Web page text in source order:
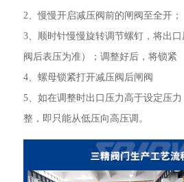
2、慢慢开启减压阀前的闸阀至全开；
3、顺时针慢慢旋转调节螺钉，将出
阀后表压为准）；调整好后，将锁紧
4、螺母锁紧打开减压阀后闸阀
5、如在调整时出口压力高于设定压
整，即只能从低压向高压调。